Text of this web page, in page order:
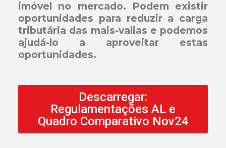
imóvel no mercado. Podem existir
oportunidades para reduzir a carga
tributária das mais-valias e podemos
ajudá-lo a aproveitar estas
oportunidades.
Descarregar:
Regulamentações AL e
Quadro Comparativo Nov24